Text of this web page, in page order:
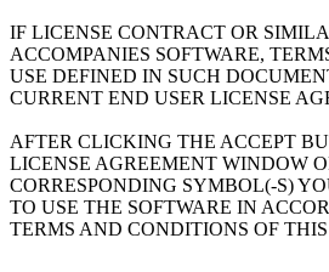
IF LICENSE CONTRACT OR
ACCOMPANIES SOFTWARE,
USE DEFINED IN SUCH
CURRENT END USER LICENSE
AFTER CLICKING THE ACCEPT
LICENSE AGREEMENT WINDOW
CORRESPONDING SYMBOL(-S)
TO USE THE SOFTWARE IN
TERMS AND CONDITIONS OF